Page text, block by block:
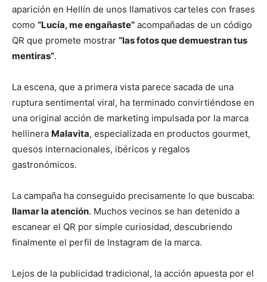
aparición en Hellín de unos llamativos carteles con frases
como “Lucía, me engañaste” acompañadas de un código
QR que promete mostrar “las fotos que demuestran tus
mentiras”.
La escena, que a primera vista parece sacada de una
ruptura sentimental viral, ha terminado convirtiéndose en
una original acción de marketing impulsada por la marca
hellinera Malavita, especializada en productos gourmet,
quesos internacionales, ibéricos y regalos
gastronómicos.
La campaña ha conseguido precisamente lo que buscaba:
llamar la atención. Muchos vecinos se han detenido a
escanear el QR por simple curiosidad, descubriendo
finalmente el perfil de Instagram de la marca.
Lejos de la publicidad tradicional, la acción apuesta por el